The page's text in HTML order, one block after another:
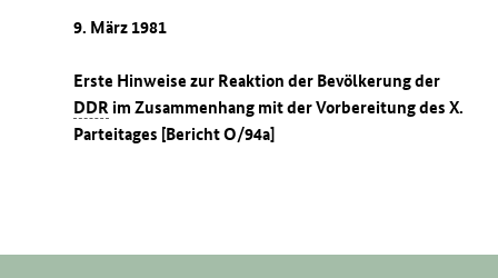
9. März 1981
Erste Hinweise zur Reaktion der Bevölkerung der
DDR im Zusammenhang mit der Vorbereitung des X.
Parteitages [Bericht O/94a]